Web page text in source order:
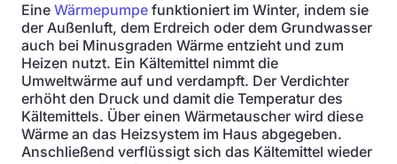
Eine Wärmepumpe funktioniert im Winter, indem sie
der Außenluft, dem Erdreich oder dem Grundwasser
auch bei Minusgraden Wärme entzieht und zum
Heizen nutzt. Ein Kältemittel nimmt die
Umweltwärme auf und verdampft. Der Verdichter
erhöht den Druck und damit die Temperatur des
Kältemittels. Über einen Wärmetauscher wird diese
Wärme an das Heizsystem im Haus abgegeben.
Anschließend verflüssigt sich das Kältemittel wieder